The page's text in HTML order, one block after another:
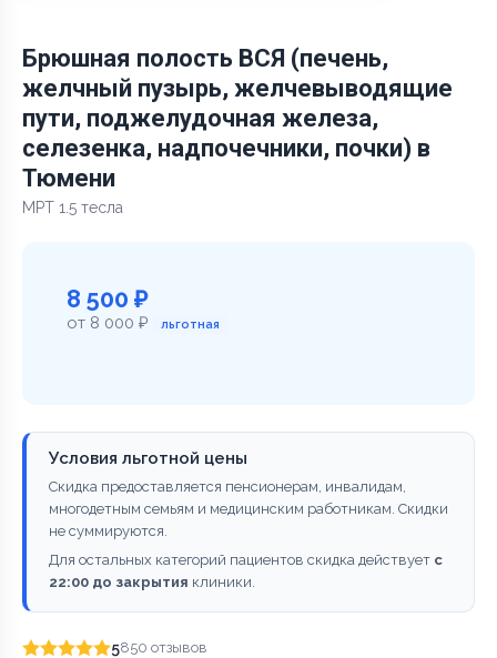
Брюшная полость ВСЯ (печень,
желчный пузырь, желчевыводящие
пути, поджелудочная железа,
селезенка, надпочечники, почки) в
Тюмени
МРТ 1.5 тесла
8 500 ₽
от 8 000 ₽ льготная
Условия льготной цены
Скидка предоставляется пенсионерам, инвалидам,
многодетным семьям и медицинским работникам. Скидки
не суммируются.
Для остальных категорий пациентов скидка действует с
22:00 до закрытия клиники.
5850 отзывов